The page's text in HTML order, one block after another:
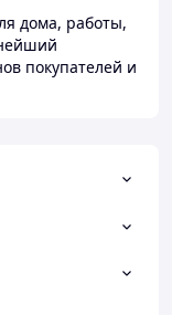
дома, работы,
покупателей и